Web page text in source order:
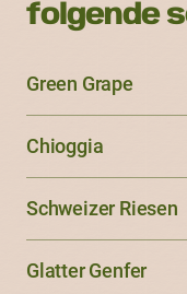
folgende
Green Grape
Chioggia
Schweizer Riesen
Glatter Genfer